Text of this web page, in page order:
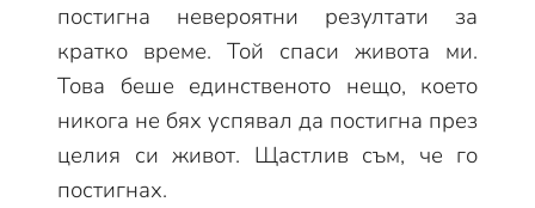
постигна невероятни резултати за
кратко време. Той спаси живота ми.
Това беше единственото нещо, което
никога не бях успявал да постигна през
целия си живот. Щастлив съм, че го
постигнах.